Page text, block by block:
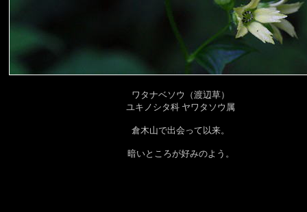
ワタナベソウ（渡辺草）
ユキノシタ科 ヤワタソウ属
倉木山で出会って以来。
暗いところが好みのよう。